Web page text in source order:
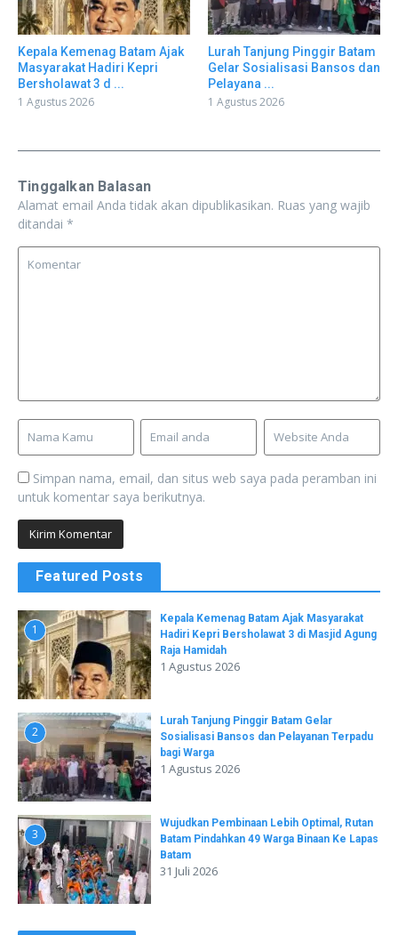
Kepala Kemenag Batam Ajak
Masyarakat Hadiri Kepri
Bersholawat 3 d ...
1 Agustus 2026
Lurah Tanjung Pinggir Batam
Gelar Sosialisasi Bansos dan
Pelayana ...
1 Agustus 2026
Tinggalkan Balasan
Alamat email Anda tidak akan dipublikasikan. Ruas yang wajib
ditandai *
Simpan nama, email, dan situs web saya pada peramban ini
untuk komentar saya berikutnya.
Featured Posts
1
Kepala Kemenag Batam Ajak Masyarakat
Hadiri Kepri Bersholawat 3 di Masjid Agung
Raja Hamidah
1 Agustus 2026
2
Lurah Tanjung Pinggir Batam Gelar
Sosialisasi Bansos dan Pelayanan Terpadu
bagi Warga
1 Agustus 2026
3
Wujudkan Pembinaan Lebih Optimal, Rutan
Batam Pindahkan 49 Warga Binaan Ke Lapas
Batam
31 Juli 2026